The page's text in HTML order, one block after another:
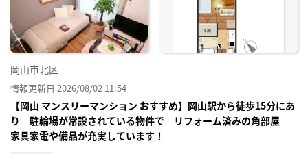
岡山市北区
情報更新日 2026/08/02 11:54
【岡山 マンスリーマンション おすすめ】岡山駅から徒歩15分にあ
り 駐輪場が常設されている物件で リフォーム済みの角部屋
家具家電や備品が充実しています！